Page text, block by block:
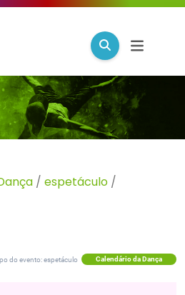
/ espetáculo /
do evento: espetáculo Calendário da Dança